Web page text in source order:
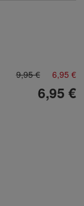
9,95 € 6,95 €
6,95 €